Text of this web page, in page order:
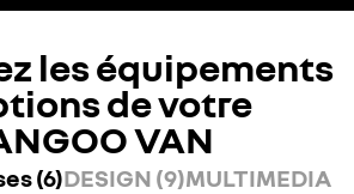
les équipements
de votre
VAN
(6)DESIGN (9)MULTIMEDIA